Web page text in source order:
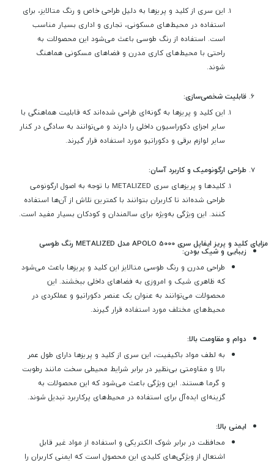
این سری از کلید و پریزها به دلیل طراحی خاص و رنگ متالایز، برای
استفاده در محیط‌های مسکونی، تجاری و اداری بسیار مناسب
است. استفاده از رنگ طوسی باعث می‌شود این محصولات به
راحتی با محیط‌های کاری مدرن و فضاهای مسکونی هماهنگ
شوند.
قابلیت شخصی‌سازی:
این کلید و پریزها به گونه‌ای طراحی شده‌اند که قابلیت هماهنگی با
سایر اجزای دکوراسیون داخلی را دارند و می‌توانند به سادگی در کنار
سایر لوازم برقی و دکوراتیو مورد استفاده قرار گیرند.
طراحی ارگونومیک و کاربرد آسان:
کلیدها و پریزهای سری METALIZED با توجه به اصول ارگونومی
طراحی شده‌اند تا کاربران بتوانند با کمترین تلاش از آن‌ها استفاده
کنند. این ویژگی به‌ویژه برای سالمندان و کودکان بسیار مفید است.
مزایای کلید و پریز ایفاپل سری APOLO 5000 مدل METALIZED رنگ طوسی
زیبایی و شیک بودن:
طراحی مدرن و رنگ طوسی متالایز این کلید و پریزها باعث می‌شود
که ظاهری شیک و امروزی به فضاهای داخلی ببخشند. این
محصولات می‌توانند به عنوان یک عنصر دکوراتیو و عملکردی در
محیط‌های مختلف مورد استفاده قرار گیرند.
دوام و مقاومت بالا:
به لطف مواد باکیفیت، این سری از کلید و پریزها دارای طول عمر
بالا و مقاومتی بی‌نظیر در برابر شرایط محیطی سخت مانند رطوبت
و گرما هستند. این ویژگی باعث می‌شود که این محصولات به
گزینه‌ای ایده‌آل برای استفاده در محیط‌های پرکاربرد تبدیل شوند.
ایمنی بالا:
محافظت در برابر شوک الکتریکی و استفاده از مواد غیر قابل
اشتعال از ویژگی‌های کلیدی این محصول است که ایمنی کاربران را